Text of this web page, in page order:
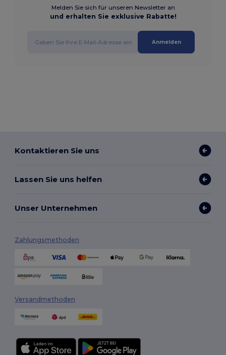
Melden Sie sich für unseren Newsletter an
und erhalten Sie exklusive Rabatte!
Anmelden
Kontaktieren Sie uns
Lassen Sie uns helfen
Unser Unternehmen
Zahlungsmethoden
Versandmethoden